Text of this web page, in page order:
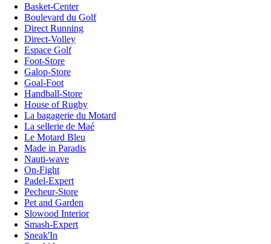
Basket-Center
Boulevard du Golf
Direct Running
Direct-Volley
Espace Golf
Foot-Store
Galop-Store
Goal-Foot
Handball-Store
House of Rugby
La bagagerie du Motard
La sellerie de Maé
Le Motard Bleu
Made in Paradis
Nauti-wave
On-Fight
Padel-Expert
Pecheur-Store
Pet and Garden
Slowood Interior
Smash-Expert
Sneak'In